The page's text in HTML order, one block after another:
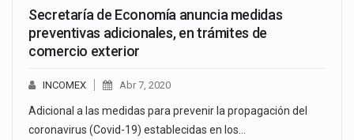
Secretaría de Economía anuncia medidas
preventivas adicionales, en trámites de
comercio exterior
INCOMEX Abr 7, 2020
Adicional a las medidas para prevenir la propagación del
coronavirus (Covid-19) establecidas en los…